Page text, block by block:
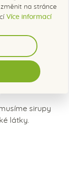
sirupy
látky.
na stránce
Více informací